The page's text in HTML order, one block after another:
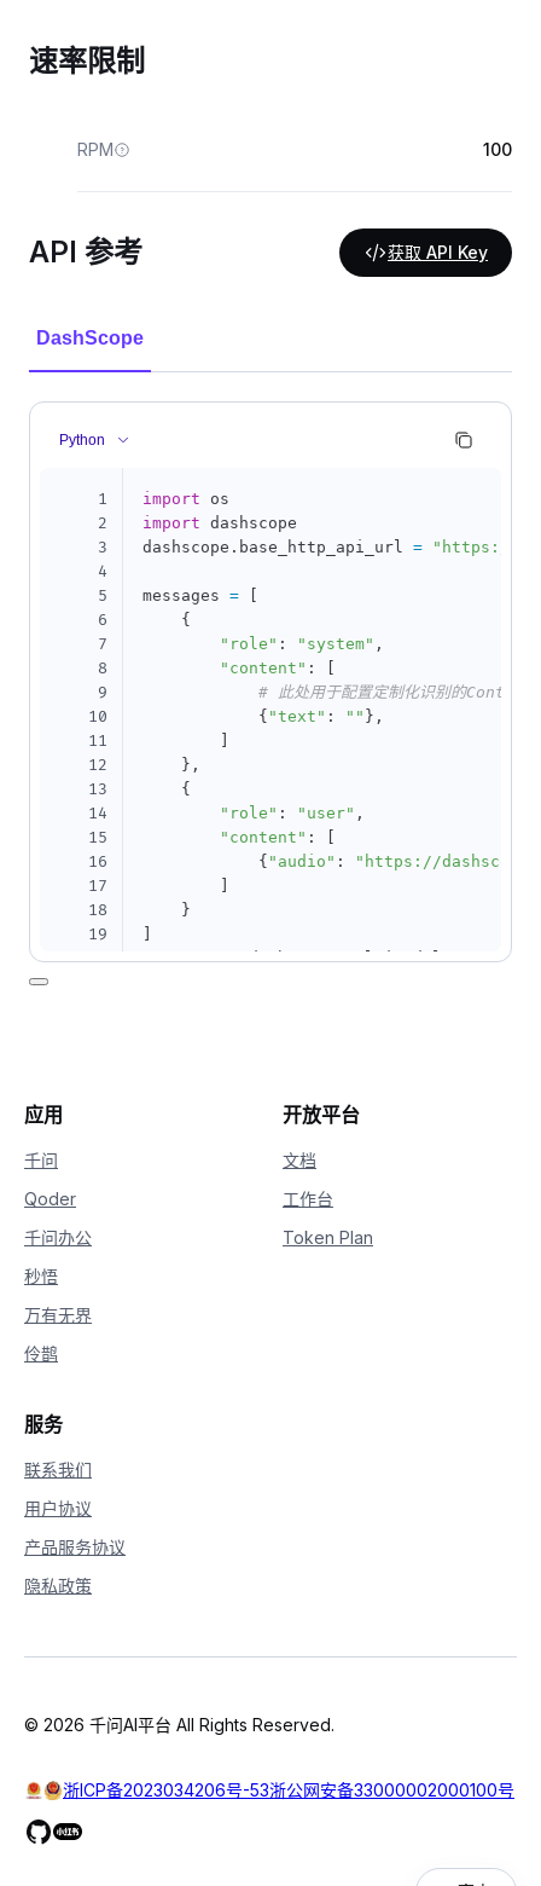
速率限制
RPM 100
API 参考 获取 API Key
DashScope
Python
1
2
3
4
5
6
7
8
9
10
11
12
13
14
15
16
17
18
19
20
32
import
import dashscope
dashscope . base_http_api_url = "https://
messages =
{
"role" : "system" ,
"content" :
# 此处用于配置定制化识别的Context
{ "text" : "" } ,
} ,
{
"role" : "user" ,
"content" :
{ "audio" :
"https://
}
response = dashscope.
    asr_options
={
# "language": "zh", # 可选，若已知音频
"enable_lid"
)
应用
千问
Qoder
千问办公
秒悟
万有无界
伶鹊
开放平台
文档
工作台
Token Plan
服务
联系我们
用户协议
产品服务协议
隐私政策
© 2026 千问AI平台 All Rights Reserved.
浙ICP备2023034206号-53浙公网安备33000002000100号